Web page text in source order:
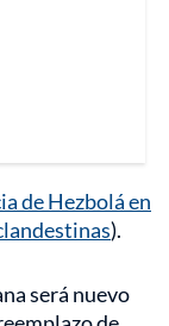
de Hezbolá en
).
será nuevo